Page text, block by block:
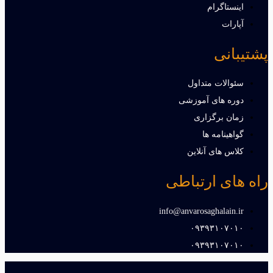
اینستاگرام
آپارات
پشتیبانی
سئوالات متداول
دوره های آموزشی
زمان برگزاری
گواهینامه ها
کلاس های آنلاین
راه های ارتباطی
info@anvarosaghalain.ir​
۰۹۳۹۳۱۰۷۰۱۰​
۰۹۳۹۳۱۰۷۰۱۰​